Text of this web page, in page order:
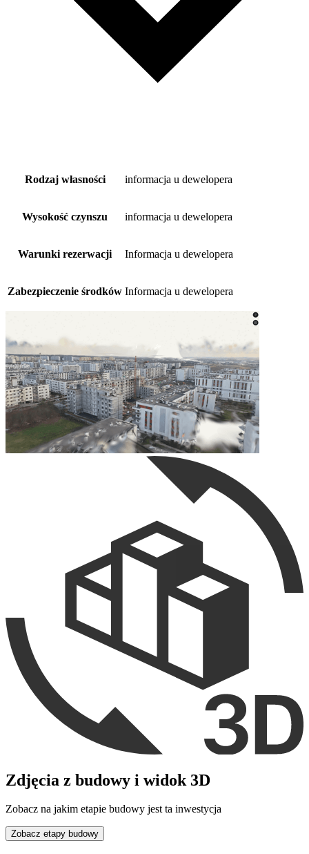
Rodzaj własności informacja u dewelopera
Wysokość czynszu informacja u dewelopera
Warunki rezerwacji Informacja u dewelopera
Zabezpieczenie środków Informacja u dewelopera
Zdjęcia z budowy i widok 3D
Zobacz na jakim etapie budowy jest ta inwestycja
Zobacz etapy budowy